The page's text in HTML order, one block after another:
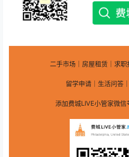
二手市场｜房屋租赁｜求
留学申请｜生活问答
添加费城LIVE小管家微